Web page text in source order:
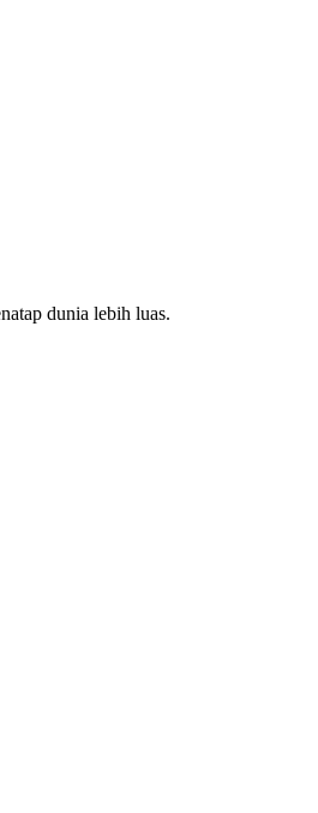
dunia lebih luas.